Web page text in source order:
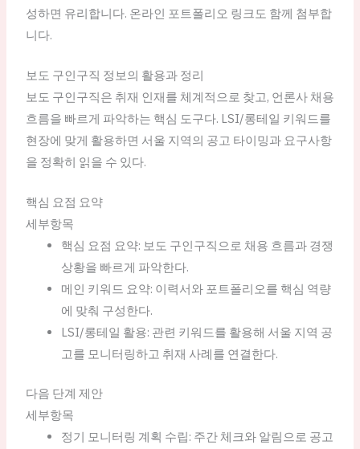
성하면 유리합니다. 온라인 포트폴리오 링크도 함께 첨부합
니다.
보도 구인구직 정보의 활용과 정리
보도 구인구직은 취재 인재를 체계적으로 찾고, 언론사 채용
흐름을 빠르게 파악하는 핵심 도구다. LSI/롱테일 키워드를
현장에 맞게 활용하면 서울 지역의 공고 타이밍과 요구사항
을 정확히 읽을 수 있다.
핵심 요점 요약
세부항목
핵심 요점 요약: 보도 구인구직으로 채용 흐름과 경쟁
상황을 빠르게 파악한다.
메인 키워드 요약: 이력서와 포트폴리오를 핵심 역량
에 맞춰 구성한다.
LSI/롱테일 활용: 관련 키워드를 활용해 서울 지역 공
고를 모니터링하고 취재 사례를 연결한다.
다음 단계 제안
세부항목
정기 모니터링 계획 수립: 주간 체크와 알림으로 공고